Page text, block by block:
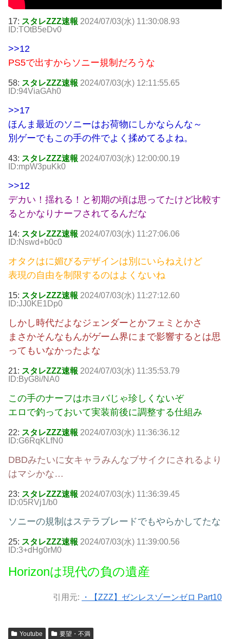
17: スタレZZZ速報 2024/07/03(水) 11:30:08.93
ID:TOtB5eDv0
>>12
PS5で出すからソニー規制だろうな
58: スタレZZZ速報 2024/07/03(水) 12:11:55.65
ID:94ViaGAh0
>>17
ほんま最近のソニーはお荷物にしかならんな～
別ゲーでもこの手の件でよく揉めてるよね。
43: スタレZZZ速報 2024/07/03(水) 12:00:00.19
ID:mpW3puKk0
>>12
デカい！揺れる！と初期の頃は思ってたけど比較す
るとかなりナーフされてるんだな
14: スタレZZZ速報 2024/07/03(水) 11:27:06.06
ID:Nswd+b0c0
オタクはに媚びるデザインは別にいらねえけど
表現の自由を制限するのはよくないね
15: スタレZZZ速報 2024/07/03(水) 11:27:12.60
ID:JJ0KE1Dp0
しかし時代だよなジェンダーとかフェミとかさ
まさかそんなもんがゲーム界にまで影響するとは思
ってもいなかったよな
21: スタレZZZ速報 2024/07/03(水) 11:35:53.79
ID:ByG8i/NA0
この手のナーフはホヨバじゃ珍しくないぞ
エロで釣っておいて実装前後に調整する仕組み
22: スタレZZZ速報 2024/07/03(水) 11:36:36.12
ID:G6RqKLfN0
DBDみたいに女キャラみんなブサイクにされるより
はマシかな…
23: スタレZZZ速報 2024/07/03(水) 11:36:39.45
ID:05RVj1/b0
ソニーの規制はステラブレードでもやらかしてたな
25: スタレZZZ速報 2024/07/03(水) 11:39:00.56
ID:3+dHg0rM0
Horizonは現代の負の遺産
引用元: ・【ZZZ】ゼンレスゾーンゼロ Part10
Youtube 要望・不満